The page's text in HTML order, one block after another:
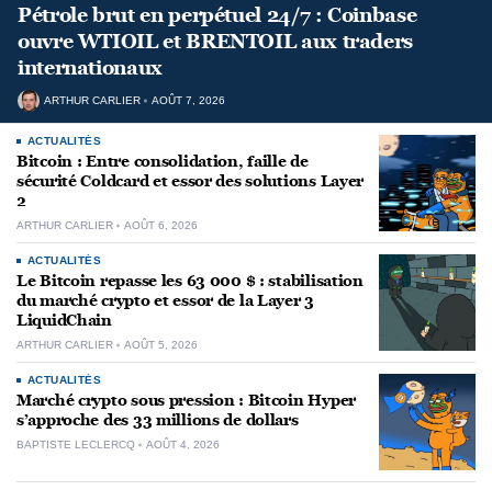
Pétrole brut en perpétuel 24/7 : Coinbase
ouvre WTIOIL et BRENTOIL aux traders
internationaux
ARTHUR CARLIER AOÛT 7, 2026
ACTUALITÉS
Bitcoin : Entre consolidation, faille de
sécurité Coldcard et essor des solutions Layer
2
ARTHUR CARLIER AOÛT 6, 2026
ACTUALITÉS
Le Bitcoin repasse les 63 000 $ : stabilisation
du marché crypto et essor de la Layer 3
LiquidChain
ARTHUR CARLIER AOÛT 5, 2026
ACTUALITÉS
Marché crypto sous pression : Bitcoin Hyper
s’approche des 33 millions de dollars
BAPTISTE LECLERCQ AOÛT 4, 2026